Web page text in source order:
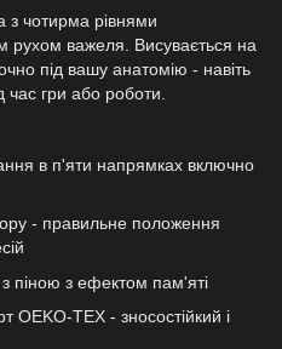
з чотирма рівнями
рухом важеля. Висувається на
під вашу анатомію - навіть
час гри або роботи.
в п'яти напрямках включно
- правильне положення
піною з ефектом пам'яті
OEKO-TEX - зносостійкий і